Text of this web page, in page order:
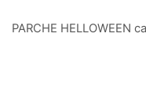
PARCHE HELLOWEEN